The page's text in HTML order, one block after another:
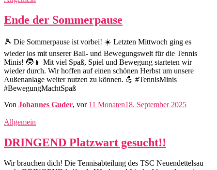
Ende der Sommerpause
🎾 Die Sommerpause ist vorbei! ☀️ Letzten Mittwoch ging es
wieder los mit unserer Ball- und Bewegungswelt für die Tennis
Minis! 🧒👧 Mit viel Spaß, Spiel und Bewegung starteten wir
wieder durch. Wir hoffen auf einen schönen Herbst um unsere
Außenanlage weiter nutzen zu können. 💪 #TennisMinis
#BewegungMachtSpaß
Von Johannes Guder, vor 11 Monaten18. September 2025
Allgemein
DRINGEND Platzwart gesucht!!
Wir brauchen dich! Die Tennisabteilung des TSC Neuendettelsau